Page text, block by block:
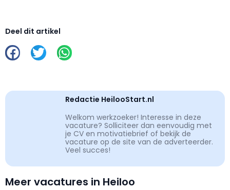
Deel dit artikel
Redactie HeilooStart.nl
Welkom werkzoeker! Interesse in deze
vacature? Solliciteer dan eenvoudig met
je CV en motivatiebrief of bekijk de
vacature op de site van de adverteerder.
Veel succes!
Meer vacatures in Heiloo